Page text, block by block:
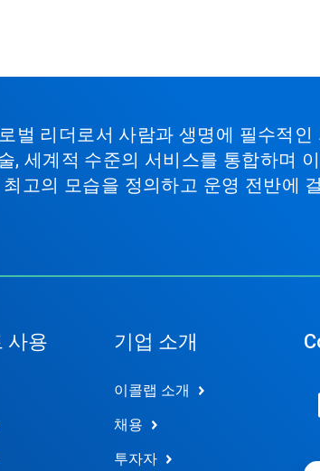
벌 리더로서 사람과 생명에 필수적
, 세계적 수준의 서비스를 통합하며
고의 모습을 정의하고 운영 전반에
사용 기업 소개
이콜랩 소개
채용
투자자